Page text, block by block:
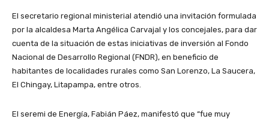
El secretario regional ministerial atendió una invitación formulada
por la alcaldesa Marta Angélica Carvajal y los concejales, para dar
cuenta de la situación de estas iniciativas de inversión al Fondo
Nacional de Desarrollo Regional (FNDR), en beneficio de
habitantes de localidades rurales como San Lorenzo, La Saucera,
El Chingay, Litapampa, entre otros.
El seremi de Energía, Fabián Páez, manifestó que “fue muy